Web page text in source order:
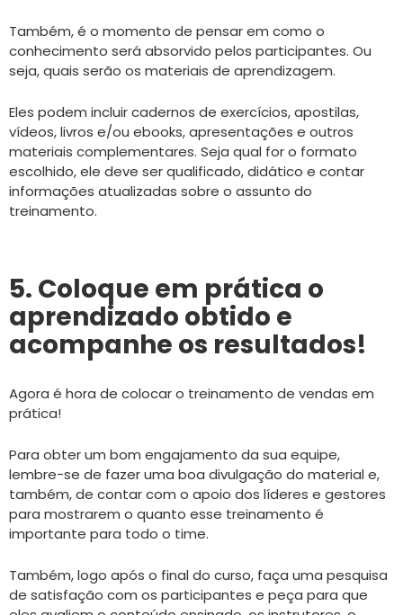
Também, é o momento de pensar em como o
conhecimento será absorvido pelos participantes. Ou
seja, quais serão os materiais de aprendizagem.
Eles podem incluir cadernos de exercícios, apostilas,
vídeos, livros e/ou ebooks, apresentações e outros
materiais complementares. Seja qual for o formato
escolhido, ele deve ser qualificado, didático e contar
informações atualizadas sobre o assunto do
treinamento.
5. Coloque em prática o
aprendizado obtido e
acompanhe os resultados!
Agora é hora de colocar o treinamento de vendas em
prática!
Para obter um bom engajamento da sua equipe,
lembre-se de fazer uma boa divulgação do material e,
também, de contar com o apoio dos líderes e gestores
para mostrarem o quanto esse treinamento é
importante para todo o time.
Também, logo após o final do curso, faça uma pesquisa
de satisfação com os participantes e peça para que